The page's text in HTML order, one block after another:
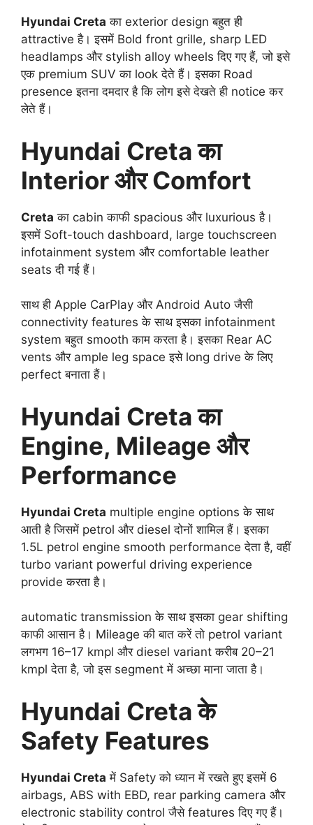
Hyundai Creta का exterior design बहुत ही
attractive है। इसमें Bold front grille, sharp LED
headlamps और stylish alloy wheels दिए गए हैं, जो इसे
एक premium SUV का look देते हैं। इसका Road
presence इतना दमदार है कि लोग इसे देखते ही notice कर
लेते हैं।
Hyundai Creta का
Interior और Comfort
Creta का cabin काफी spacious और luxurious है।
इसमें Soft-touch dashboard, large touchscreen
infotainment system और comfortable leather
seats दी गई हैं।
साथ ही Apple CarPlay और Android Auto जैसी
connectivity features के साथ इसका infotainment
system बहुत smooth काम करता है। इसका Rear AC
vents और ample leg space इसे long drive के लिए
perfect बनाता हैं।
Hyundai Creta का
Engine, Mileage और
Performance
Hyundai Creta multiple engine options के साथ
आती है जिसमें petrol और diesel दोनों शामिल हैं। इसका
1.5L petrol engine smooth performance देता है, वहीं
turbo variant powerful driving experience
provide करता है।
automatic transmission के साथ इसका gear shifting
काफी आसान है। Mileage की बात करें तो petrol variant
लगभग 16–17 kmpl और diesel variant करीब 20–21
kmpl देता है, जो इस segment में अच्छा माना जाता है।
Hyundai Creta के
Safety Features
Hyundai Creta में Safety को ध्यान में रखते हुए इसमें 6
airbags, ABS with EBD, rear parking camera और
electronic stability control जैसे features दिए गए हैं।